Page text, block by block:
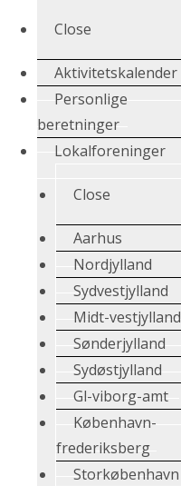
Close
Aktivitetskalender
Personlige
beretninger
Lokalforeninger
Close
Aarhus
Nordjylland
Sydvestjylland
Midt-vestjylland
Sønderjylland
Sydøstjylland
Gl-viborg-amt
København-
frederiksberg
Storkøbenhavn